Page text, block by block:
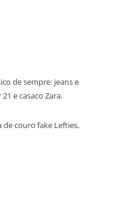
de sempre: jeans e
e casaco Zara.
de couro fake Lefties,